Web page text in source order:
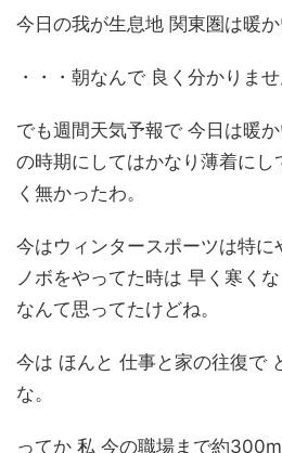
今日の我が生息地 関東圏は暖か
・・・朝なんで 良く分かりま
でも週間天気予報で 今日は暖
の時期にしてはかなり薄着にし
く無かったわ。
今はウィンタースポーツは特に
ノボをやってた時は 早く寒く
なんて思ってたけどね。
今は ほんと 仕事と家の往復で
な。
ってか 私 今の職場まで約300m